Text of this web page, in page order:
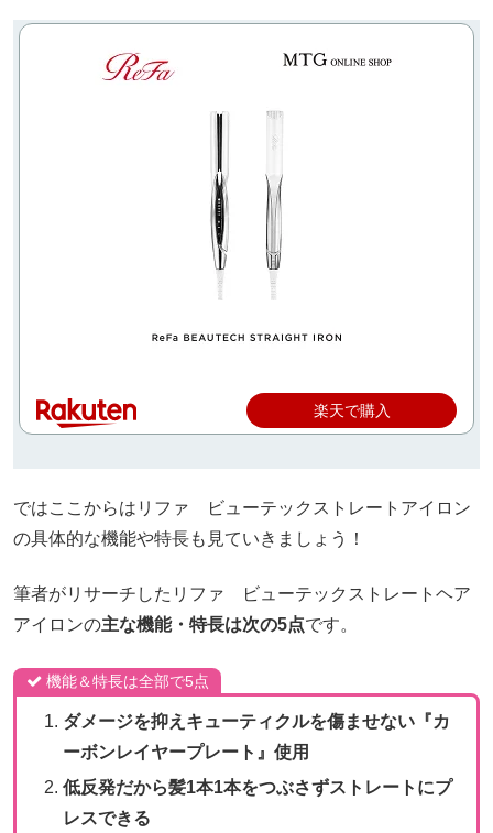
楽天で購入
ではここからはリファ ビューテックストレートアイロン
の具体的な機能や特長も見ていきましょう！
筆者がリサーチしたリファ ビューテックストレートヘア
アイロンの主な機能・特長は次の5点です。
機能＆特長は全部で5点
ダメージを抑えキューティクルを傷ませない『カ
ーボンレイヤープレート』使用
低反発だから髪1本1本をつぶさずストレートにプ
レスできる